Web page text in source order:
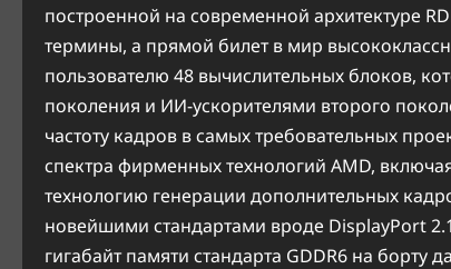
построенной на современной архитектуре
термины, а прямой билет в мир
пользователю 48 вычислительных блоков,
поколения и ИИ-ускорителями второго
частоту кадров в самых требовательных
спектра фирменных технологий AMD,
технологию генерации дополнительных
новейшими стандартами вроде DisplayPort
гигабайт памяти стандарта GDDR6 на борту